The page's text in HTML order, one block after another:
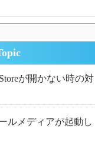
が開かない時の対
ルメディアが起動し